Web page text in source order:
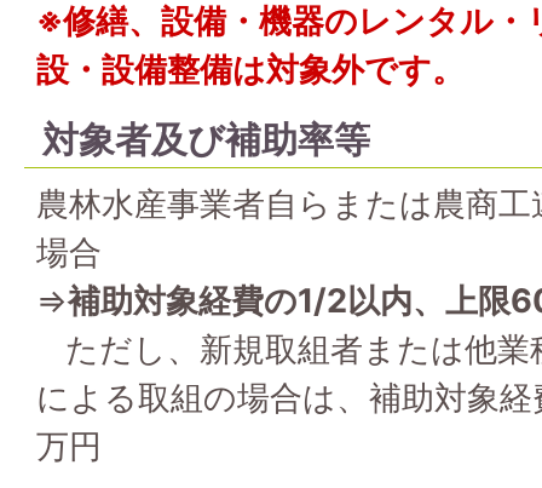
※修繕、設備・機器のレンタル・
設・設備整備は対象外です。
対象者及び補助率等
農林水産事業者自らまたは農商
場合
⇒補助対象経費の1/2以内、上限
ただし、新規取組者または他業
による取組の場合は、補助対象
万円